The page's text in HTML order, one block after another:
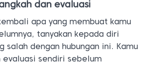
dan evaluasi
apa yang membuat kamu
tanyakan kepada diri
salah dengan hubungan ini. Kamu
evaluasi sendiri sebelum